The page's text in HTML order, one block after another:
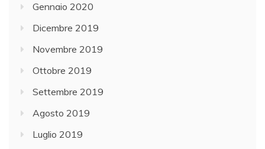
Gennaio 2020
Dicembre 2019
Novembre 2019
Ottobre 2019
Settembre 2019
Agosto 2019
Luglio 2019